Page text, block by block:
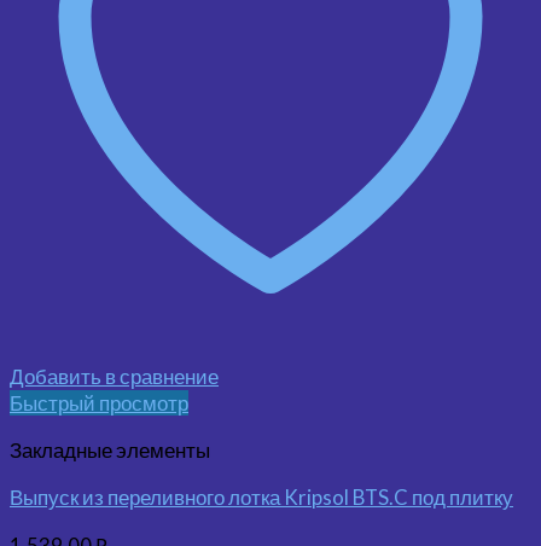
Добавить в сравнение
Быстрый просмотр
Закладные элементы
Выпуск из переливного лотка Kripsol BTS.C под плитку